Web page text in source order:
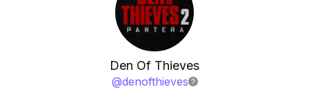
Den Of Thieves
@denofthieves